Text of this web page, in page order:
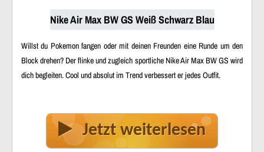
Nike Air Max BW GS Weiß Schwarz Blau
Willst du Pokemon fangen oder mit deinen Freunden eine Runde um den
Block drehen? Der flinke und zugleich sportliche Nike Air Max BW GS wird
dich begleiten. Cool und absolut im Trend verbessert er jedes Outfit.
Jetzt weiterlesen